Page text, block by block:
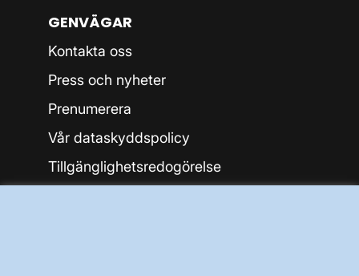
GENVÄGAR
Kontakta oss
Press och nyheter
Prenumerera
Vår dataskyddspolicy
Tillgänglighetsredogörelse